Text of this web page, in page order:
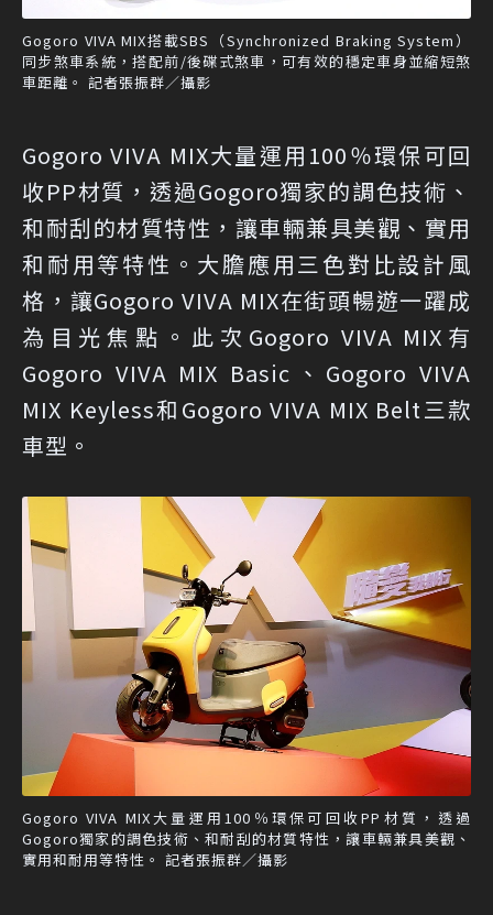
Gogoro VIVA MIX搭載SBS（Synchronized Braking System）
同步煞車系統，搭配前/後碟式煞車，可有效的穩定車身並縮短煞
車距離。 記者張振群／攝影
Gogoro VIVA MIX大量運用100％環保可回
收PP材質，透過Gogoro獨家的調色技術、
和耐刮的材質特性，讓車輛兼具美觀、實用
和耐用等特性。大膽應用三色對比設計風
格，讓Gogoro VIVA MIX在街頭暢遊一躍成
為目光焦點。此次Gogoro VIVA MIX有
Gogoro VIVA MIX Basic、Gogoro VIVA
MIX Keyless和Gogoro VIVA MIX Belt三款
車型。
Gogoro VIVA MIX大量運用100％環保可回收PP材質，透過
Gogoro獨家的調色技術、和耐刮的材質特性，讓車輛兼具美觀、
實用和耐用等特性。 記者張振群／攝影